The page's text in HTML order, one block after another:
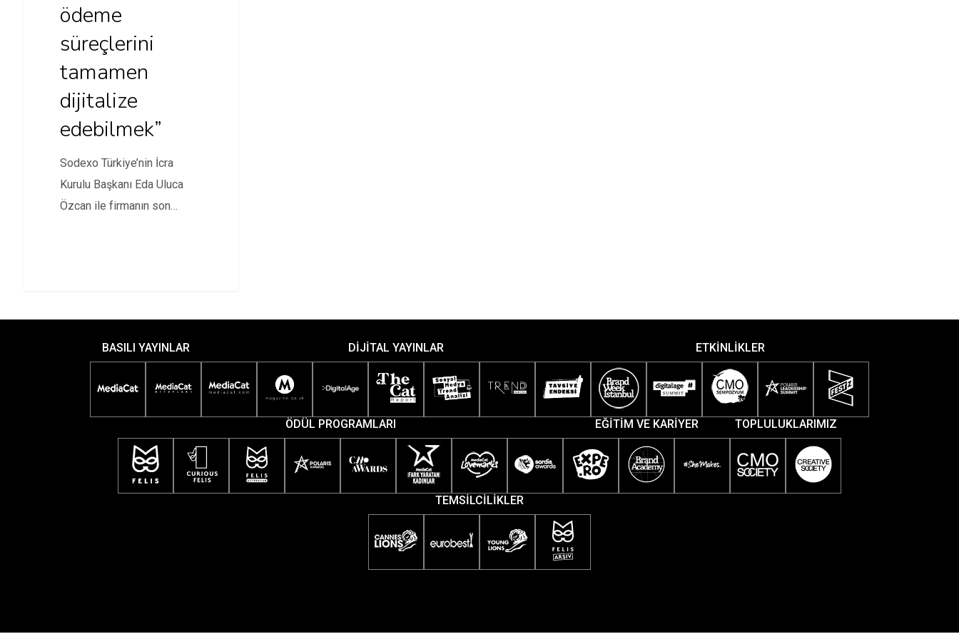
ödeme
süreçlerini
tamamen
dijitalize
edebilmek”
Sodexo Türkiye’nin İcra
Kurulu Başkanı Eda Uluca
Özcan ile firmanın son
BASILI YAYINLAR DİJİTAL YAYINLAR ETKİNLİKLER
ÖDÜL PROGRAMLARI EĞİTİM VE KARİYER TOPLULUKLARIMIZ
TEMSİLCİLİKLER